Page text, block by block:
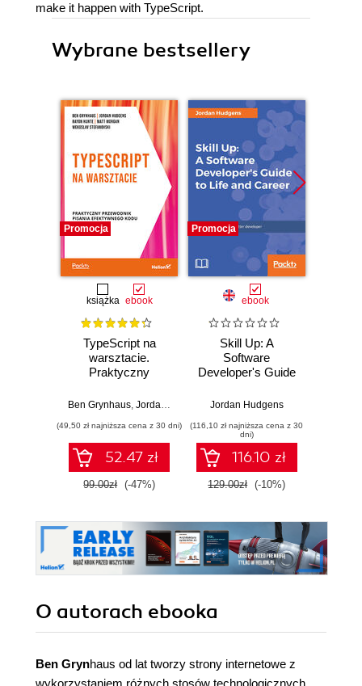
make it happen with TypeScript.
Wybrane bestsellery
Promocja
książka ebook
TypeScript na
warsztacie.
Praktyczny
efektywnego kodu
Ben Grynhaus, Jordan Hudgens ,Rayon Hunte,Matt Morgan
(49,50 zł najniższa cena z 30 dni)
52.47 zł
99.00zł (-47%)
Promocja
ebook
Skill Up: A
Software
Developer's Guide
65 steps to
developer
Jordan Hudgens
(116,10 zł najniższa cena z 30
dni)
116.10 zł
129.00zł (-10%)
O autorach ebooka
Ben Grynhaus od lat tworzy strony internetowe z